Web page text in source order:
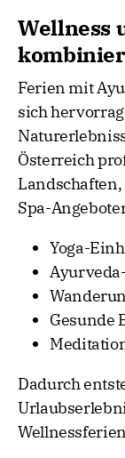
Wellness
Ferien mit
sich
Österreich
Spa-
Yoga-
Gesunde
Dadurch